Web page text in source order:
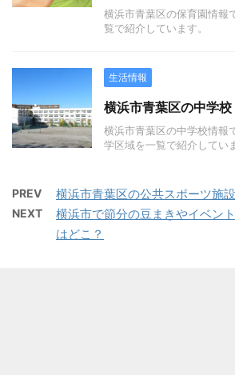
横浜市青葉区の保育園情報
覧で紹介しています。
生活情報
横浜市青葉区の中学校
横浜市青葉区の中学校情報
学区域を一覧で紹介してい
PREV 横浜市青葉区の公共スポーツ施
NEXT
横浜市で節分の豆まきやイベン
はどこ？